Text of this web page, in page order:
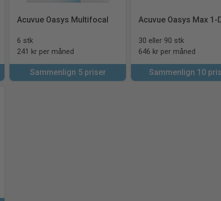
Acuvue Oasys Multifocal
6 stk
241 kr per måned
Sammenlign 5 priser
Acuvue Oasys Max 1-
30 eller 90 stk
646 kr per måned
Sammenlign 10